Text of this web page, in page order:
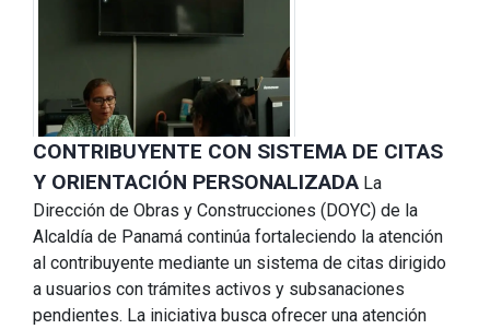
CONTRIBUYENTE CON SISTEMA DE CITAS
Y ORIENTACIÓN PERSONALIZADA La
Dirección de Obras y Construcciones (DOYC) de la
Alcaldía de Panamá continúa fortaleciendo la atención
al contribuyente mediante un sistema de citas dirigido
a usuarios con trámites activos y subsanaciones
pendientes. La iniciativa busca ofrecer una atención